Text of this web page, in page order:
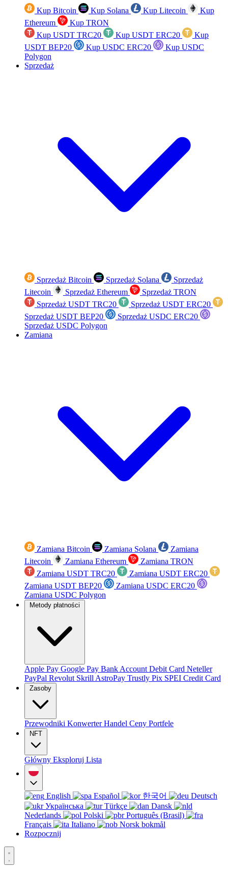
Kup Bitcoin Kup Solana Kup Litecoin
Kup
Ethereum
Kup TRON
Kup USDT TRC20
Kup USDT ERC20
Kup
USDT BEP20
Kup USDC ERC20
Kup USDC
Polygon
Sprzedaż
Sprzedaż Bitcoin Sprzedaż Solana
Sprzedaż
Litecoin
Sprzedaż Ethereum
Sprzedaż TRON
Sprzedaż USDT TRC20
Sprzedaż USDT ERC20
Sprzedaż USDT BEP20
Sprzedaż USDC ERC20
Sprzedaż USDC Polygon
Zamiana
Zamiana Bitcoin Zamiana Solana
Zamiana
Litecoin
Zamiana Ethereum
Zamiana TRON
Zamiana USDT TRC20
Zamiana USDT ERC20
Zamiana USDT BEP20
Zamiana USDC ERC20
Zamiana USDC Polygon
Metody płatności
Apple Pay Google Pay Bank Account Debit Card Neteller
PayPal Revolut Skrill AstroPay Trustly Pix SPEI Credit Card
Zasoby
Przewodniki KonwerterHandel Ceny Portfele
NFT
Główny Eksploruj Lista
English Español 한국어
Deutsch
Українська
Türkçe
Dansk
Nederlands
Polski
Português (Brasil)
Français
Italiano
Norsk bokmål
Rozpocznij